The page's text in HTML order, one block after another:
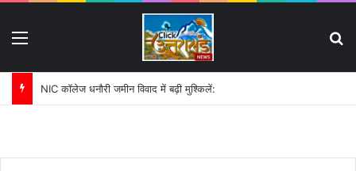
पहली बारिश में ढही बिजलीघर की चारदीवारी: